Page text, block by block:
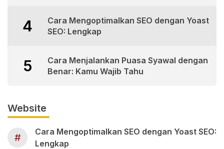
4
Cara Mengoptimalkan SEO dengan Yoast
SEO: Lengkap
5
Cara Menjalankan Puasa Syawal dengan
Benar: Kamu Wajib Tahu
Website
#
Cara Mengoptimalkan SEO dengan Yoast SEO:
Lengkap